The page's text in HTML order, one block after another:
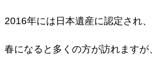
2016年には日本遺産に認定され、
春になると多くの方が訪れますが、